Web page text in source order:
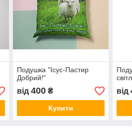
Подушка "Ісус-Пастир
Добрий!"
від 400₴
Купити
від